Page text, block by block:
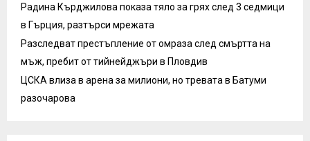
Радина Кърджилова показа тяло за грях след 3 седмици
в Гърция, разтърси мрежата
Разследват престъпление от омраза след смъртта на
мъж, пребит от тийнейджъри в Пловдив
ЦСКА влиза в арена за милиони, но тревата в Батуми
разочарова